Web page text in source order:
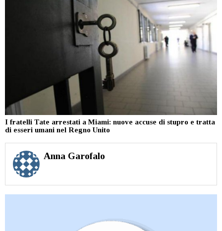
I fratelli Tate arrestati a Miami: nuove accuse di stupro e tratta
di esseri umani nel Regno Unito
Anna Garofalo